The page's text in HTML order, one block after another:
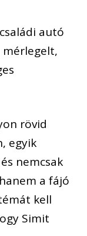
autó
mérlegelt,
rövid
egyik
nemcsak
a fájó
kell
Simit